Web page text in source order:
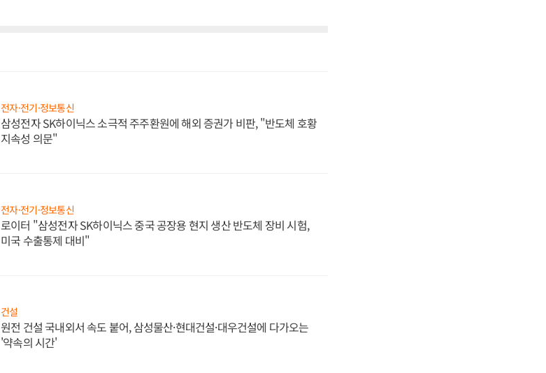
전자·전기·정보통신
삼성전자 SK하이닉스 소극적 주주환원에 해외 증권가 비판, "반도체 호황
지속성 의문"
전자·전기·정보통신
로이터 "삼성전자 SK하이닉스 중국 공장용 현지 생산 반도체 장비 시험,
미국 수출통제 대비"
건설
원전 건설 국내외서 속도 붙어, 삼성물산·현대건설·대우건설에 다가오는
'약속의 시간'